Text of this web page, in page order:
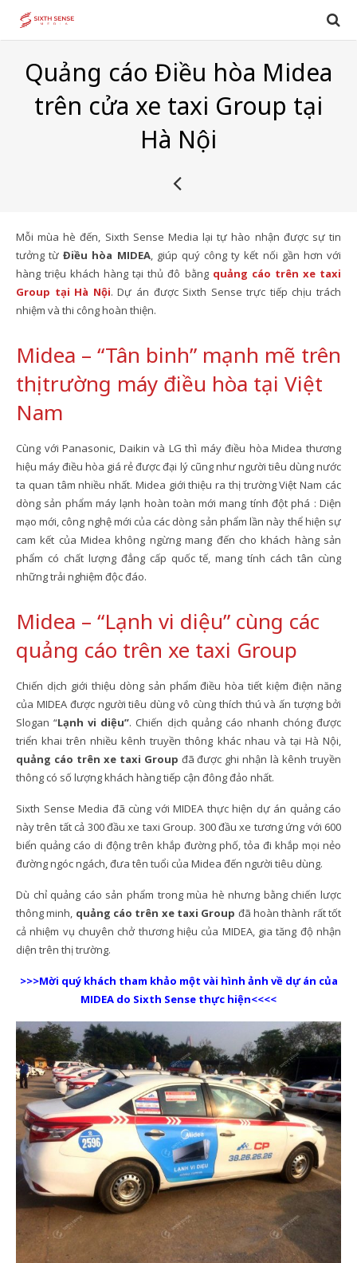
Quảng cáo Điều hòa Midea
trên cửa xe taxi Group tại
Hà Nội
Mỗi mùa hè đến, Sixth Sense Media lại tự hào nhận được sự tin
tưởng từĐiều hòa MIDEA, giúp quý công ty kết nối gần hơn với
hàng triệu khách hàng tại thủ đô bằng quảng cáo trên xe taxi
Group tại Hà Nội. Dự án được Sixth Sense trực tiếp chịu trách
nhiệm và thi công hoàn thiện.
Midea – “Tân binh” mạnh mẽ trên
thị trường máy điều hòa tại Việt
Nam
Cùng với Panasonic, Daikin và LG thì máy điều hòa Midea thương
hiệu máy điều hòa giá rẻ được đại lý cũng như người tiêu dùng nước
ta quan tâm nhiều nhất. Midea giới thiệu ra thị trường Việt Nam các
dòng sản phẩm máy lạnh hoàn toàn mới mang tính đột phá : Diện
mạo mới, công nghệ mới của các dòng sản phẩm lần này thể hiện sự
cam kết của Midea không ngừng mang đến cho khách hàng sản
phẩm có chất lượng đẳng cấp quốc tế, mang tính cách tân cùng
những trải nghiệm độc đáo.
Midea – “Lạnh vi diệu” cùng các
quảng cáo trên xe taxi Group
Chiến dịch giới thiệu dòng sản phẩm điều hòa tiết kiệm điện năng
của MIDEA được người tiêu dùng vô cùng thích thú và ấn tượng bởi
Slogan “Lạnh vi diệu”. Chiến dịch quảng cáo nhanh chóng được
triển khai trên nhiều kênh truyền thông khác nhau và tại Hà Nội,
quảng cáo trên xe taxi Group đã được ghi nhận là kênh truyền
thông có số lượng khách hàng tiếp cận đông đảo nhất.
Sixth Sense Media đã cùng với MIDEA thực hiện dự án quảng cáo
này trên tất cả 300 đầu xe taxi Group. 300 đầu xe tương ứng với 600
biển quảng cáo di động trên khắp đường phố, tỏa đi khắp mọi nẻo
đường ngóc ngách, đưa tên tuổi của Midea đến người tiêu dùng.
Dù chỉ quảng cáo sản phẩm trong mùa hè nhưng bằng chiến lược
thông minh, quảng cáo trên xe taxi Group đã hoàn thành rất tốt
cả nhiệm vụ chuyên chở thương hiệu của MIDEA, gia tăng độ nhận
diện trên thị trường.
>>>Mời quý khách tham khảo một vài hình ảnh về dự án của
MIDEA do Sixth Sense thực hiện<<<<